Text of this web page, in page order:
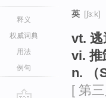
释义
权威词典
用法
例句
英 [ʃɜːk]
vt. 逃
vi. 推
n. （
[ 第